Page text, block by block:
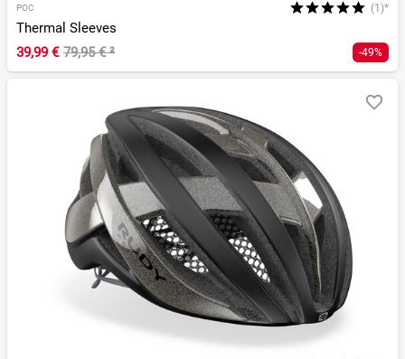
POC (1)*
Thermal Sleeves
39,99 € 79,95 €² -49%